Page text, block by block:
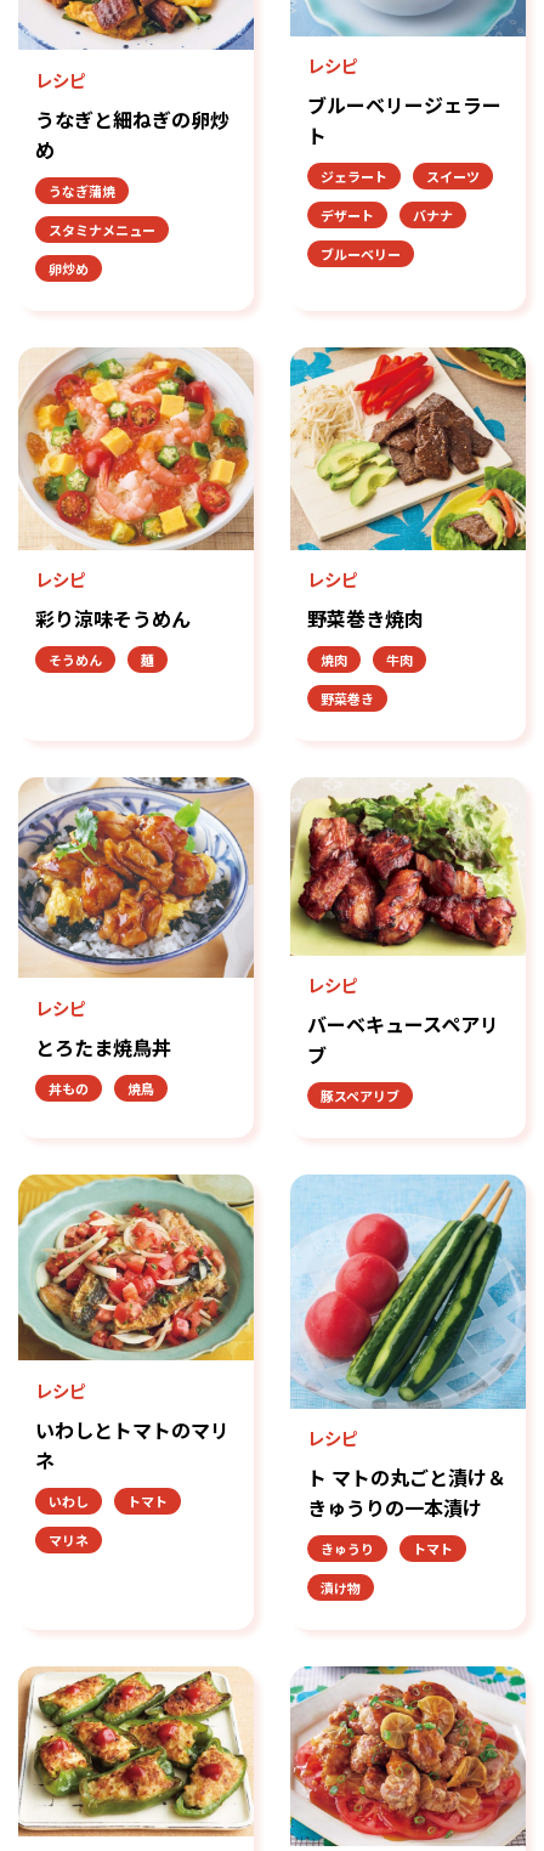
レシピ
うなぎと細ねぎの卵炒
め
うなぎ蒲焼
スタミナメニュー
卵炒め
レシピ
ブルーベリージェラー
ト
ジェラート
スイーツ
デザート
バナナ
ブルーベリー
レシピ
彩り涼味そうめん
そうめん 麺
レシピ
野菜巻き焼肉
焼肉
牛肉
野菜巻き
レシピ
とろたま焼鳥丼
丼もの 焼鳥
レシピ
バーベキュースペアリ
ブ
豚スペアリブ
レシピ
いわしとトマトのマリ
ネ
いわし
トマト
マリネ
レシピ
ト マトの丸ごと漬け＆
きゅうりの一本漬け
きゅうり
トマト
漬け物